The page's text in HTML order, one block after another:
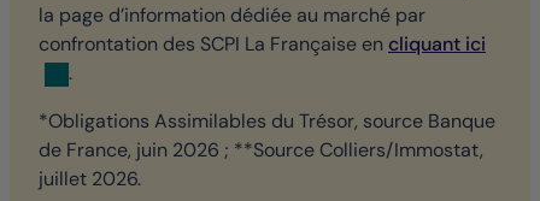
la page d’information dédiée au marché par
confrontation des SCPI La Française en cliquant ici
.
*Obligations Assimilables du Trésor, source Banque
de France, juin 2026 ; **Source Colliers/Immostat,
juillet 2026.